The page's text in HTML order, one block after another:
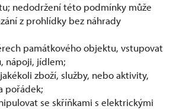
nedodržení této podmínky může
z prohlídky bez náhrady
památkového objektu, vstupovat
nápoji, jídlem;
zboží, služby, nebo aktivity,
pořádek;
se skříňkami s elektrickými